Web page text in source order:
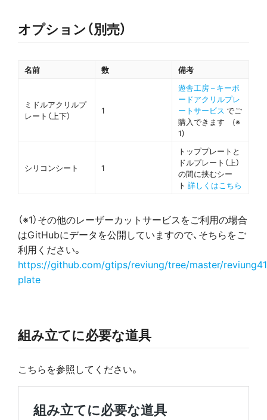
オプション（別売）
名前 数 備考
ミドルアクリルプ
レート（上下）
1
遊舎工房 – キーボ
ードアクリルプレ
ートサービス でご
購入できます (※
1)
シリコンシート 1
トッププレートと
ドルプレート（上）
の間に挟むシー
ト 詳しくはこちら
（※1）その他のレーザーカットサービスをご利用の場合
はGitHubにデータを公開していますので、そちらをご
利用ください。
https://github.com/gtips/reviung/tree/master/
plate
組み立てに必要な道具
こちらを参照してください。